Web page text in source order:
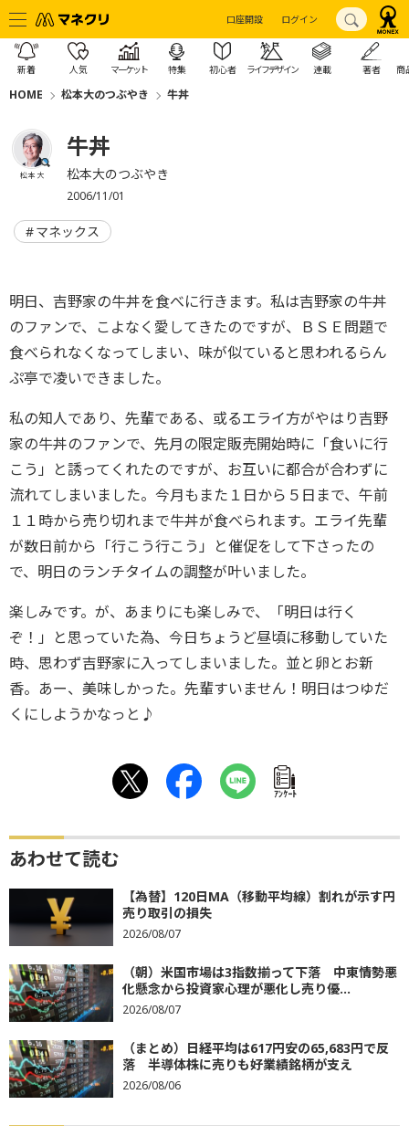
口座開設 ログイン
新着 人気 マーケット 特集 初心者 ライフデザイン 連載 著者 商
HOME 松本大のつぶやき 牛丼
松本 大
牛丼
松本大のつぶやき
2006/11/01
マネックス
明日、吉野家の牛丼を食べに行きます。私は吉野家の牛丼
のファンで、こよなく愛してきたのですが、ＢＳＥ問題で
食べられなくなってしまい、味が似ていると思われるらん
ぷ亭で凌いできました。
私の知人であり、先輩である、或るエライ方がやはり吉野
家の牛丼のファンで、先月の限定販売開始時に「食いに行
こう」と誘ってくれたのですが、お互いに都合が合わずに
流れてしまいました。今月もまた１日から５日まで、午前
１１時から売り切れまで牛丼が食べられます。エライ先輩
が数日前から「行こう行こう」と催促をして下さったの
で、明日のランチタイムの調整が叶いました。
楽しみです。が、あまりにも楽しみで、「明日は行く
ぞ！」と思っていた為、今日ちょうど昼頃に移動していた
時、思わず吉野家に入ってしまいました。並と卵とお新
香。あー、美味しかった。先輩すいません！明日はつゆだ
くにしようかなっと♪
ｱﾝｹｰﾄ
あわせて読む
【為替】120日MA（移動平均線）割れが示す円
売り取引の損失
2026/08/07
（朝）米国市場は3指数揃って下落 中東情勢悪
化懸念から投資家心理が悪化し売り優...
2026/08/07
（まとめ）日経平均は617円安の65,683円で反
落 半導体株に売りも好業績銘柄が支え
2026/08/06